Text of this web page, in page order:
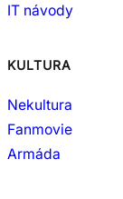
IT návody
KULTURA
Nekultura
Fanmovie
Armáda